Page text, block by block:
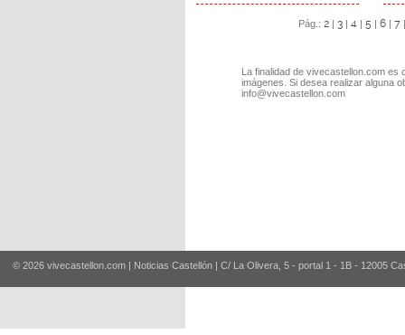
Pág.: 2 | 3 | 4 | 5 | 6 | 7
La finalidad de vivecastellon.com
imágenes. Si desea realizar alguna
info@vivecastellon.com
© 2026 vivecastellon.com | Noticias Castellón | C/ La Olivera, 5 - portal 1 - 1B - 12005